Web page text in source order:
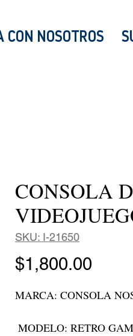
CON NOSOTROS
CONSOLA
SKU: I-21650
$1,800.00
MARCA: CONSOLA